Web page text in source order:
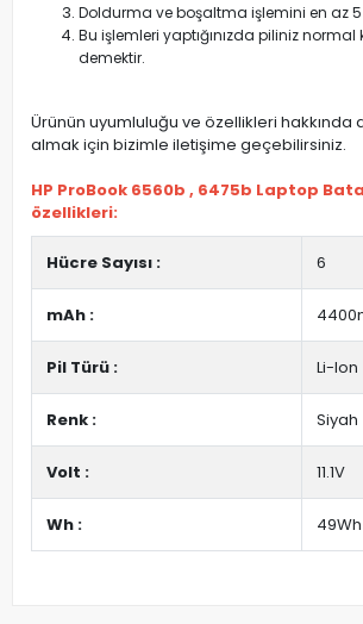
Doldurma ve boşaltma işlemini en az
Bu işlemleri yaptığınızda piliniz normal
demektir.
Ürünün uyumluluğu ve özellikleri hakkında
almak için bizimle iletişime geçebilirsiniz.
HP ProBook 6560b , 6475b Laptop
özellikleri:
Hücre Sayısı : 6
mAh :
Pil Türü : Li-Ion
Renk : Siyah
Volt : 11.1V
Wh : 49Wh